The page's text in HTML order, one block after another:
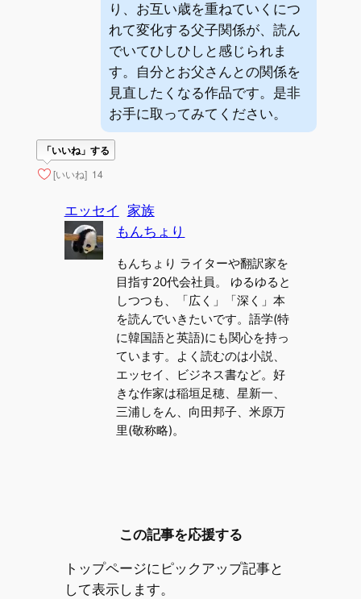
り、お互い歳を重ねていくにつ
れて変化する父子関係が、読ん
でいてひしひしと感じられま
す。自分とお父さんとの関係を
見直したくなる作品です。是非
お手に取ってみてください。
「いいね」する
[いいね] 14
エッセイ
家族
もんちょり
もんちょり ライターや翻訳家を
目指す20代会社員。 ゆるゆると
しつつも、「広く」「深く」本
を読んでいきたいです。語学(特
に韓国語と英語)にも関心を持っ
ています。よく読むのは小説、
エッセイ、ビジネス書など。好
きな作家は稲垣足穂、星新一、
三浦しをん、向田邦子、米原万
里(敬称略)。
この記事を応援する
トップページにピックアップ記事と
して表示します。